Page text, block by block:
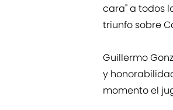
cara" a todos
triunfo sobre
Guillermo
y
momento el